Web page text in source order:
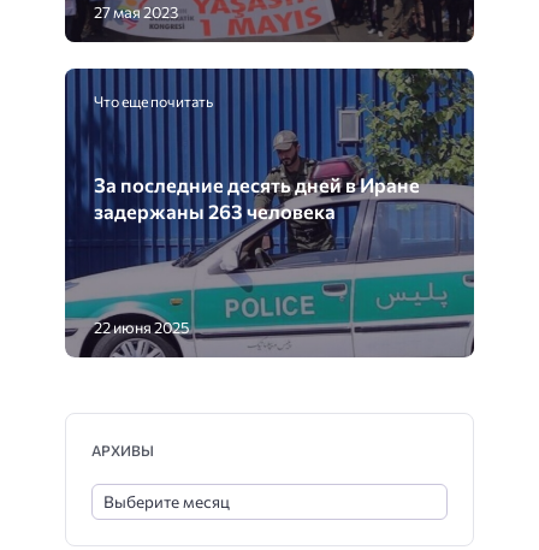
27 мая 2023
Что еще почитать
За последние десять дней в Иране
задержаны 263 человека
22 июня 2025
АРХИВЫ